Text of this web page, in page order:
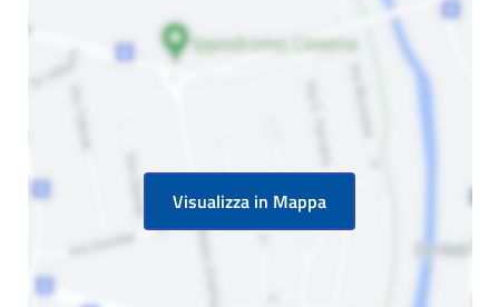
Visualizza in Mappa